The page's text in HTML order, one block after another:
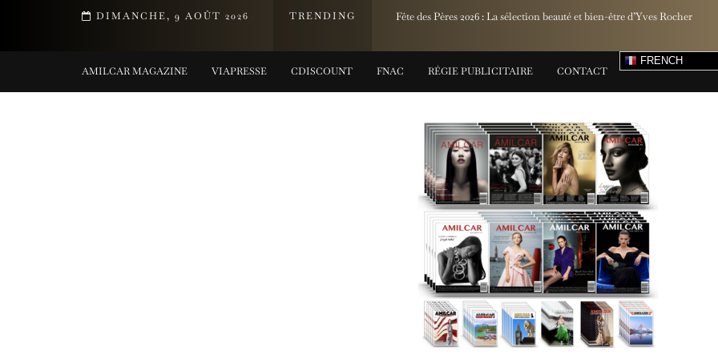
DIMANCHE, 9 AOÛT 2026 TRENDING
DE LA COLLECTION TIFFANY TITAN PAR PHARRELL WILLIAMS
Fête des Pères 2026 : La sélection beauté et bien-être d’Yves Rocher
AMILCAR MAGAZINE VIAPRESSE CDISCOUNT FNAC RÉGIE PUBLICITAIRE CONTACT
FRENCH